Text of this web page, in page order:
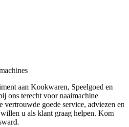
aan Kookwaren, Speelgoed en
ons terecht voor naaimachine
vertrouwde goede service, adviezen en
u als klant graag helpen. Kom